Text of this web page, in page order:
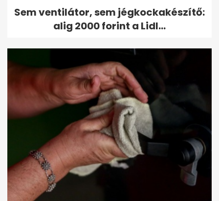
Sem ventilátor, sem jégkockakészítő:
alig 2000 forint a Lidl...